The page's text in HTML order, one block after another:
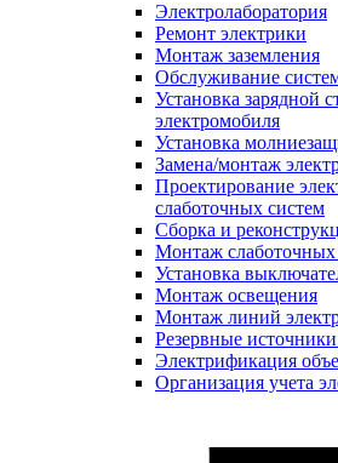
Электролаборатория
Ремонт электрики
Монтаж заземления
Обслуживание
Установка зарядной
электромобиля
Установка
Замена/монтаж
Проектирование
слаботочных систем
Сборка и
Монтаж слаботочных
Установка
Монтаж освещения
Монтаж линий
Резервные
Электрификация
Организация учета